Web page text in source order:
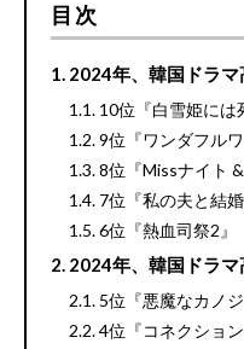
目次
2024年、韓国ドラ
10位『白雪姫には
9位『ワンダフルワ
8位『Missナイト &
7位『私の夫と結婚
6位『熱血司祭2』
2024年、韓国ドラ
5位『悪魔なカノ
4位『コネクション